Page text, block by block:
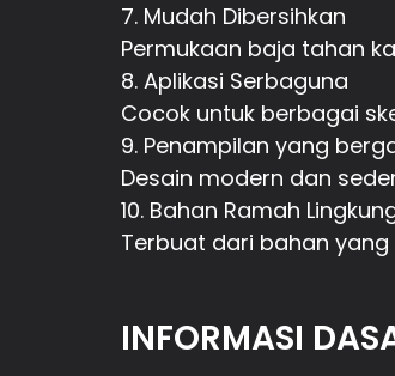
7. Mudah Dibersihkan
Permukaan baja tahan
8. Aplikasi Serbaguna
Cocok untuk berbagai
9. Penampilan yang
Desain modern dan
10. Bahan Ramah
Terbuat dari bahan
INFORMASI